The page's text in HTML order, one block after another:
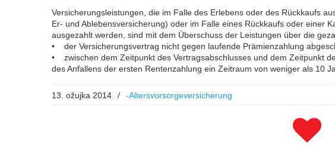
Versicherungsleistungen, die im Falle des Erlebens oder des Rückkaufs
Er- und Ablebensversicherung) oder im Falle eines Rückkaufs oder einer
ausgezahlt werden, sind mit dem Überschuss der Leistungen über die
• der Versicherungsvertrag nicht gegen laufende Prämienzahlung
• zwischen dem Zeitpunkt des Vertragsabschlusses und dem Zeitpunkt
des Anfallens der ersten Rentenzahlung ein Zeitraum von weniger als 10
13. ožujka 2014 / -Altersvorsorgeversicherung